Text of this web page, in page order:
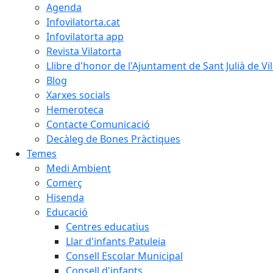
Agenda
Infovilatorta.cat
Infovilatorta app
Revista Vilatorta
Llibre d'honor de l'Ajuntament de Sant Julià de
Blog
Xarxes socials
Hemeroteca
Contacte Comunicació
Decàleg de Bones Pràctiques
Temes
Medi Ambient
Comerç
Hisenda
Educació
Centres educatius
Llar d'infants Patuleia
Consell Escolar Municipal